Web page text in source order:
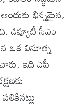
అందుకు భిన్నమైన,
. డిప్యూటీ సీఎం
ఒక వినూత్న
రు. ఇదిఏపీ
పలికినట్లు